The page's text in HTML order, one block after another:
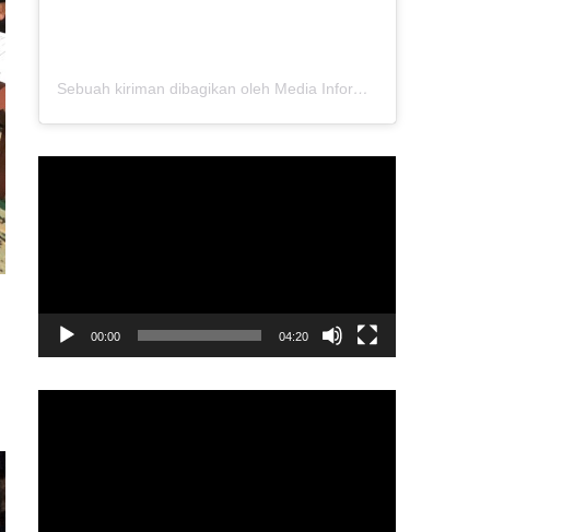
Sebuah kiriman dibagikan oleh Media Informasi Dewan Pusat Persaudaraan Setia Hati Terate (@media.dewanpusat)
00:00 04:20